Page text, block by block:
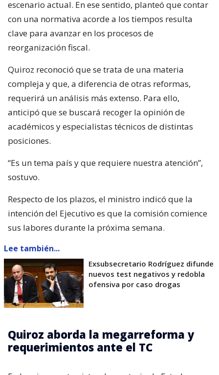
escenario actual. En ese sentido, planteó que contar
con una normativa acorde a los tiempos resulta
clave para avanzar en los procesos de
reorganización fiscal.
Quiroz reconoció que se trata de una materia
compleja y que, a diferencia de otras reformas,
requerirá un análisis más extenso. Para ello,
anticipó que se buscará recoger la opinión de
académicos y especialistas técnicos de distintas
posiciones.
“Es un tema país y que requiere nuestra atención”,
sostuvo.
Respecto de los plazos, el ministro indicó que la
intención del Ejecutivo es que la comisión comience
sus labores durante la próxima semana.
Lee también...
Exsubsecretario Rodríguez difunde
nuevos test negativos y redobla
ofensiva por caso drogas
Quiroz aborda la megarreforma y
requerimientos ante el TC